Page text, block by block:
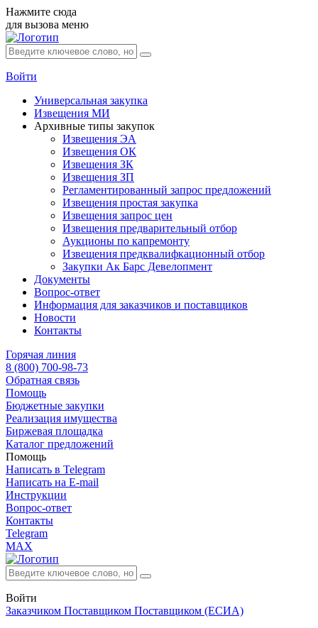
Нажмите сюда
для вызова меню
Войти
Универсальная закупка
Извещения МИ
Архивные типы закупок
Извещения ЭА
Извещения ОК
Извещения ЗК
Извещения ЗП
Регламентированный запрос предложений
Извещения простая закупка
Извещения запрос цен
Извещения предварительный отбор
Аукционы по капремонту
Извещения предквалифкационный отбор
Закупки Ак Барс Девелопмент
Документы
Вопрос-ответ
Информация для заказчиков и поставщиков
Новости
Контакты
Горячая линия
8 (800) 700-98-73
Обратная связь
Помощь
Бюджетные закупки
Реализация имущества
Биржевая площадка
Каталог предложений
Помощь
Написать в Telegram
Написать на E-mail
Инструкции
Вопрос-ответ
Контакты
Telegram
MAX
Войти
Заказчиком Поставщиком Поставщиком (ЕСИА)